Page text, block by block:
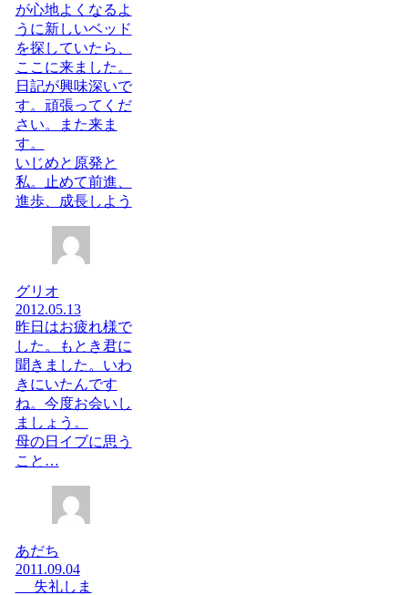
が心地よくなるよ
うに新しいベッド
を探していたら、
ここに来ました。
日記が興味深いで
す。頑張ってくだ
さい。また来ま
す。
いじめと原発と
私。止めて前進、
進歩、成長しよう
グリオ
2012.05.13
昨日はお疲れ様で
した。もとき君に
聞きました。いわ
きにいたんです
ね。今度お会いし
ましょう。
母の日イブに思う
こと…
あだち
2011.09.04
失礼しま